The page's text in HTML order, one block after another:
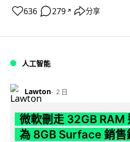
636 279 ↗ 分享
人工智能
Lawton 2 日
微軟刪走 32GB RAM
為 8GB Surface 銷售